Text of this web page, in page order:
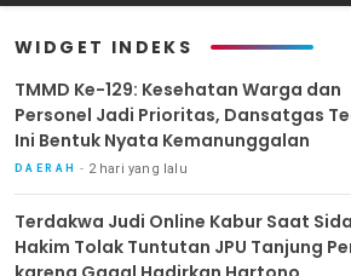
WIDGET INDEKS
TMMD Ke-129: Kesehatan Warga dan
Personel Jadi Prioritas, Dansatgas
Ini Bentuk Nyata Kemanunggalan
DAERAH 2 hari yang lalu
Terdakwa Judi Online Kabur Saat
Hakim Tolak Tuntutan JPU Tanjung